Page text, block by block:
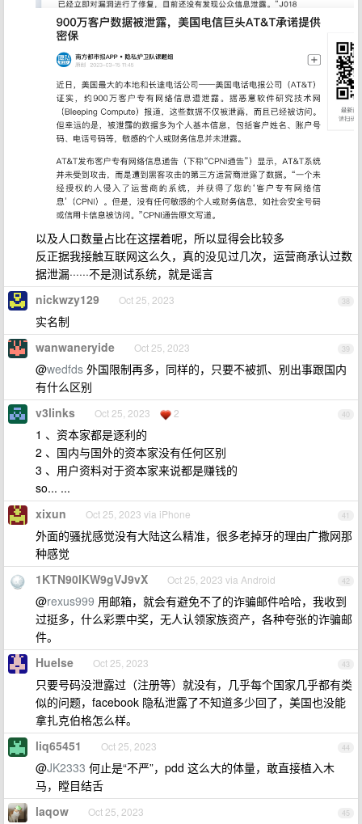
以及人口数量占比在这摆着呢，所以显得会比较多
反正据我接触互联网这么久，真的没见过几次，运营商承认过数
据泄漏······不是测试系统，就是谣言
38
nickwzy129 Oct 25, 2023
实名制
39
wanwaneryide Oct 25, 2023
@wedfds 外国限制再多，同样的，只要不被抓、别出事跟国内
有什么区别
40
v3links Oct 25, 2023 2
1 、资本家都是逐利的
2 、国内与国外的资本家没有任何区别
3 、用户资料对于资本家来说都是赚钱的
so... ...
41
xixun Oct 25, 2023 via iPhone
外面的骚扰感觉没有大陆这么精准，很多老掉牙的理由广撒网那
种感觉
42
1KTN90lKW9gVJ9vX Oct 25, 2023 via Android
@rexus999 用邮箱，就会有避免不了的诈骗邮件哈哈，我收到
过挺多，什么彩票中奖，无人认领家族资产，各种夸张的诈骗邮
件。
43
Huelse Oct 25, 2023
只要号码没泄露过（注册等）就没有，几乎每个国家几乎都有类
似的问题，facebook 隐私泄露了不知道多少回了，美国也没能
拿扎克伯格怎么样。
44
liq65451 Oct 25, 2023
@JK2333 何止是“不严”，pdd 这么大的体量，敢直接植入木
马，瞠目结舌
45
laqow Oct 25, 2023